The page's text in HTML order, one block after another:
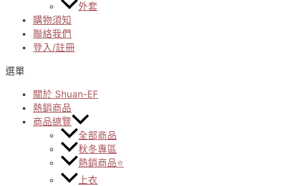
外套
購物須知
聯絡我們
登入/註冊
選單
關於 Shuan-EF
熱銷商品
商品總覽
全部商品
秋冬專區
熱銷商品⭐
上衣